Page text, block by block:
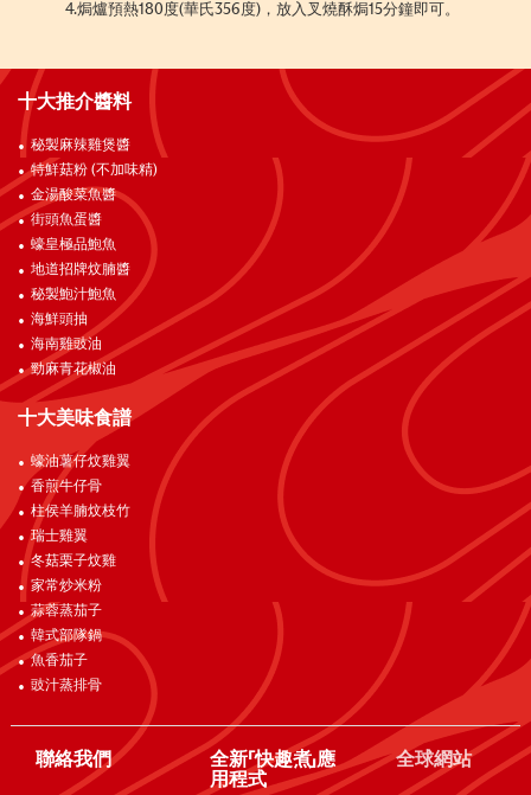
4.焗爐預熱180度(華氏356度)，放入叉燒酥焗15分鐘即可。
十大推介醬料
秘製麻辣雞煲醬
特鮮菇粉 (不加味精)
金湯酸菜魚醬
街頭魚蛋醬
蠔皇極品鮑魚
地道招牌炆腩醬
秘製鮑汁鮑魚
海鮮頭抽
海南雞豉油
勁麻青花椒油
十大美味食譜
蠔油薯仔炆雞翼
香煎牛仔骨
柱侯羊腩炆枝竹
瑞士雞翼
冬菇栗子炆雞
家常炒米粉
蒜蓉蒸茄子
韓式部隊鍋
魚香茄子
豉汁蒸排骨
聯絡我們
全新「快趣煮」應
用程式
全球網站